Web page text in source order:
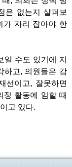
은 없는지 살펴보
가 자리 잡아야 한
일 수도 있기에 지
하고, 의원들은 감
선이고, 잘못하면
정 활동에 임할 때
고 있다.